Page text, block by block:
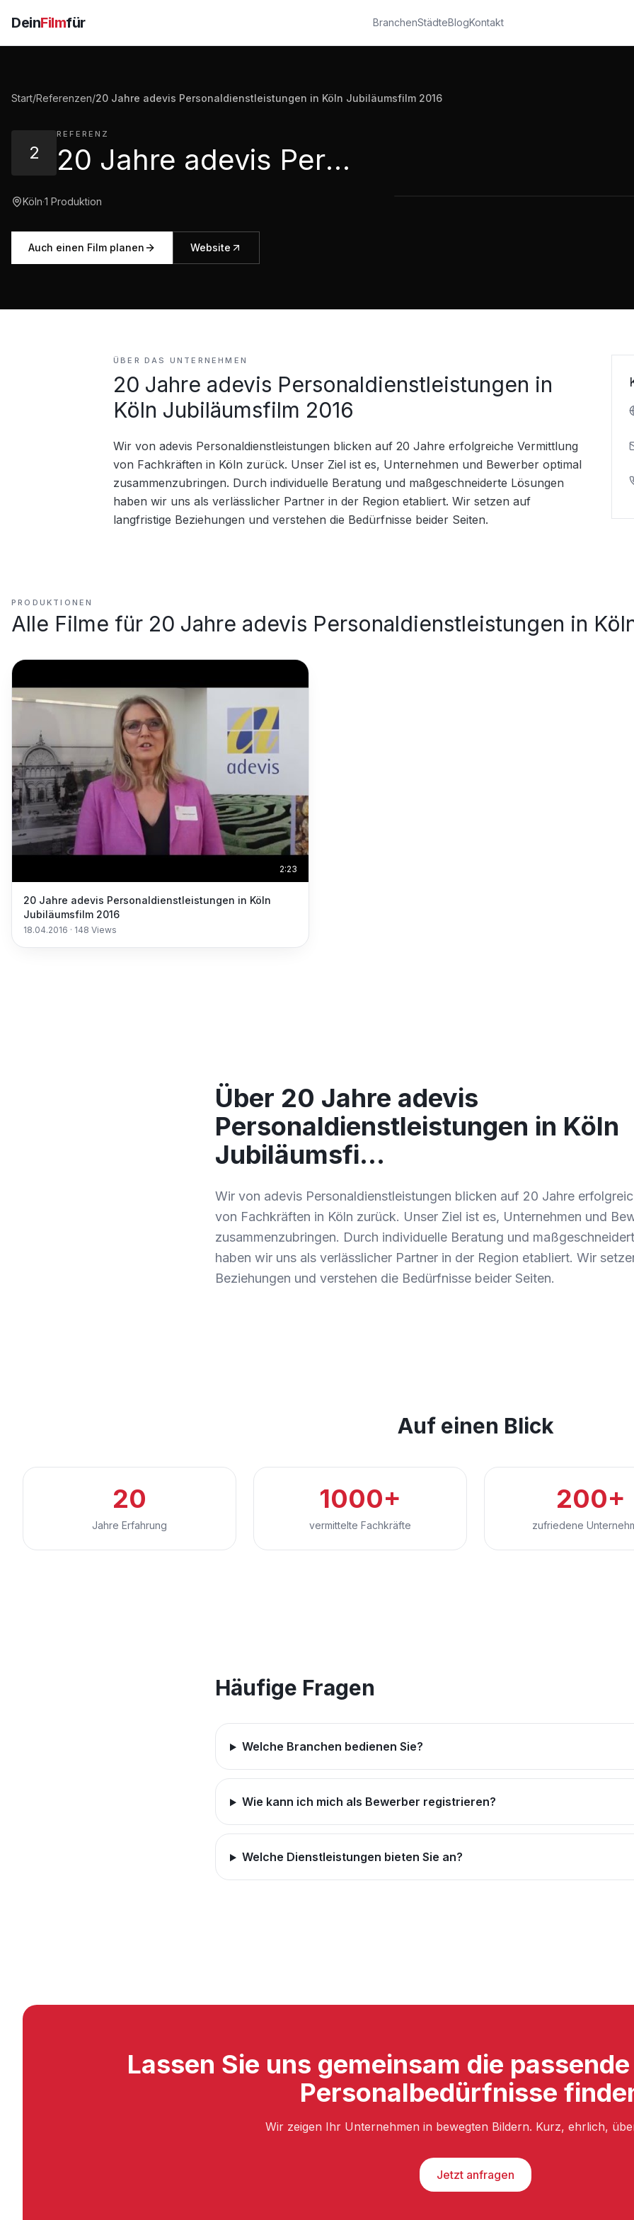
DeinFilmfür BranchenStädteBlogKontakt
Start/Referenzen/20 Jahre adevis Personaldienstleistungen in Köln Jubiläumsfilm 2016
2
REFERENZ
20 Jahre adevis Personaldienstleistungen in Köln Jubiläumsfilm 2016
Köln·1 Produktion
Auch einen Film planen Website
ÜBER DAS UNTERNEHMEN
20 Jahre adevis Personaldienstleistungen in
Köln Jubiläumsfilm 2016
Wir von adevis Personaldienstleistungen blicken auf 20 Jahre erfolgreiche Vermittlung
von Fachkräften in Köln zurück. Unser Ziel ist es, Unternehmen und Bewerber optimal
zusammenzubringen. Durch individuelle Beratung und maßgeschneiderte Lösungen
haben wir uns als verlässlicher Partner in der Region etabliert. Wir setzen auf
langfristige Beziehungen und verstehen die Bedürfnisse beider Seiten.
PRODUKTIONEN
Alle Filme für 20 Jahre adevis Personaldienstleistungen in
2:23
20 Jahre adevis Personaldienstleistungen in Köln
Jubiläumsfilm 2016
18.04.2016 · 148 Views
Über 20 Jahre adevis
Personaldienstleistungen in Köln
Jubiläumsfi…
Wir von adevis Personaldienstleistungen blicken auf 20 Jahre
von Fachkräften in Köln zurück. Unser Ziel ist es, Unternehmen und
zusammenzubringen. Durch individuelle Beratung und
haben wir uns als verlässlicher Partner in der Region etabliert. Wir
Beziehungen und verstehen die Bedürfnisse beider Seiten.
Auf einen Blick
20
Jahre Erfahrung
1000+
vermittelte Fachkräfte
200+
zufriedene
Häufige Fragen
Welche Branchen bedienen Sie?
Wie kann ich mich als Bewerber registrieren?
Welche Dienstleistungen bieten Sie an?
Lassen Sie uns gemeinsam die
Personalbedürfnisse
Wir zeigen Ihr Unternehmen in bewegten Bildern. Kurz, ehrlich,
Jetzt anfragen